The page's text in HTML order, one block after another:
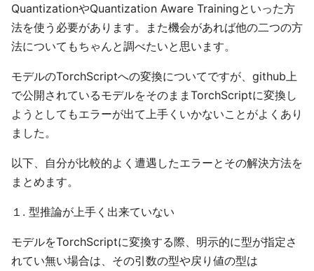
QuantizationやQuantization Aware Trainingといった方
法を使う必要があります。また機会があれば他の二つの方
法についてもちゃんと調べたいと思います。
モデルのTorchScriptへの変換についてですが、github上
で公開されているモデルをそのままTorchScriptに変換し
ようとしてもエラーが出て上手くいかないことがよくあり
ました。
以下、自分が比較的よく遭遇したエラーとその解決方法を
まとめます。
１. 型推論が上手く出来ていない
モデルをTorchScriptに変換する際、明示的に型が指定さ
れてい無い場合は、その引数の型や戻り値の型は